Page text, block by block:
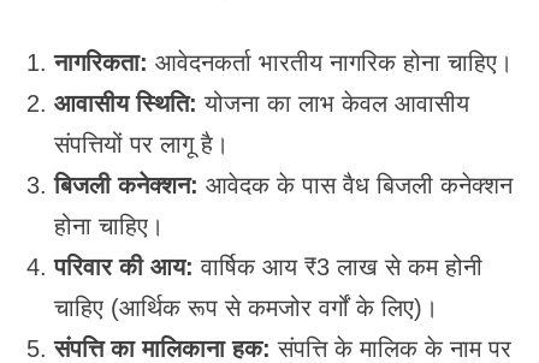
नागरिकता: आवेदनकर्ता भारतीय नागरिक होना चाहिए।
आवासीय स्थिति: योजना का लाभ केवल आवासीय
संपत्तियों पर लागू है।
बिजली कनेक्शन: आवेदक के पास वैध बिजली कनेक्शन
होना चाहिए।
परिवार की आय: वार्षिक आय ₹3 लाख से कम होनी
चाहिए (आर्थिक रूप से कमजोर वर्गों के लिए)।
संपत्ति का मालिकाना हक: संपत्ति के मालिक के नाम पर